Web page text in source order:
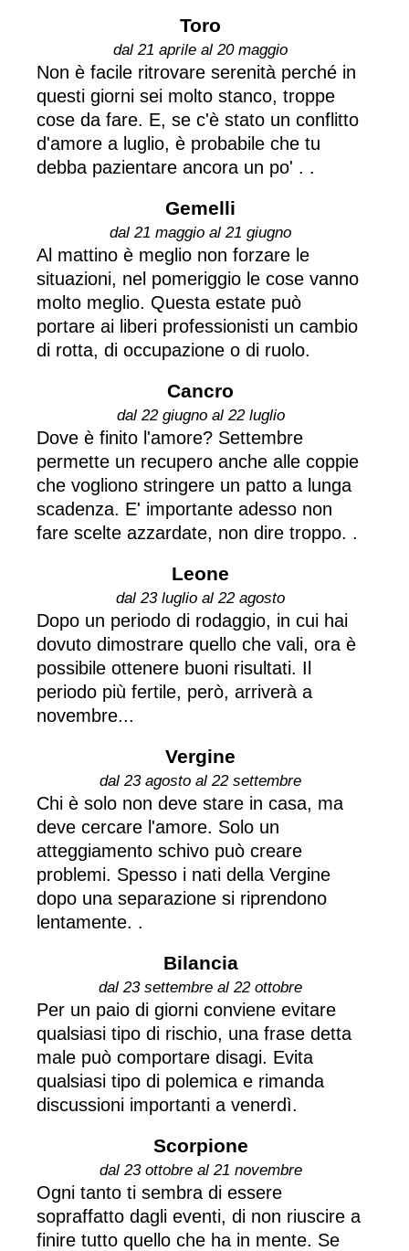
Toro
dal 21 aprile al 20 maggio
Non è facile ritrovare serenità perché in
questi giorni sei molto stanco, troppe
cose da fare. E, se c'è stato un conflitto
d'amore a luglio, è probabile che tu
debba pazientare ancora un po' . .
Gemelli
dal 21 maggio al 21 giugno
Al mattino è meglio non forzare le
situazioni, nel pomeriggio le cose vanno
molto meglio. Questa estate può
portare ai liberi professionisti un cambio
di rotta, di occupazione o di ruolo.
Cancro
dal 22 giugno al 22 luglio
Dove è finito l'amore? Settembre
permette un recupero anche alle coppie
che vogliono stringere un patto a lunga
scadenza. E' importante adesso non
fare scelte azzardate, non dire troppo. .
Leone
dal 23 luglio al 22 agosto
Dopo un periodo di rodaggio, in cui hai
dovuto dimostrare quello che vali, ora è
possibile ottenere buoni risultati. Il
periodo più fertile, però, arriverà a
novembre...
Vergine
dal 23 agosto al 22 settembre
Chi è solo non deve stare in casa, ma
deve cercare l'amore. Solo un
atteggiamento schivo può creare
problemi. Spesso i nati della Vergine
dopo una separazione si riprendono
lentamente. .
Bilancia
dal 23 settembre al 22 ottobre
Per un paio di giorni conviene evitare
qualsiasi tipo di rischio, una frase detta
male può comportare disagi. Evita
qualsiasi tipo di polemica e rimanda
discussioni importanti a venerdì.
Scorpione
dal 23 ottobre al 21 novembre
Ogni tanto ti sembra di essere
sopraffatto dagli eventi, di non riuscire a
finire tutto quello che ha in mente. Se